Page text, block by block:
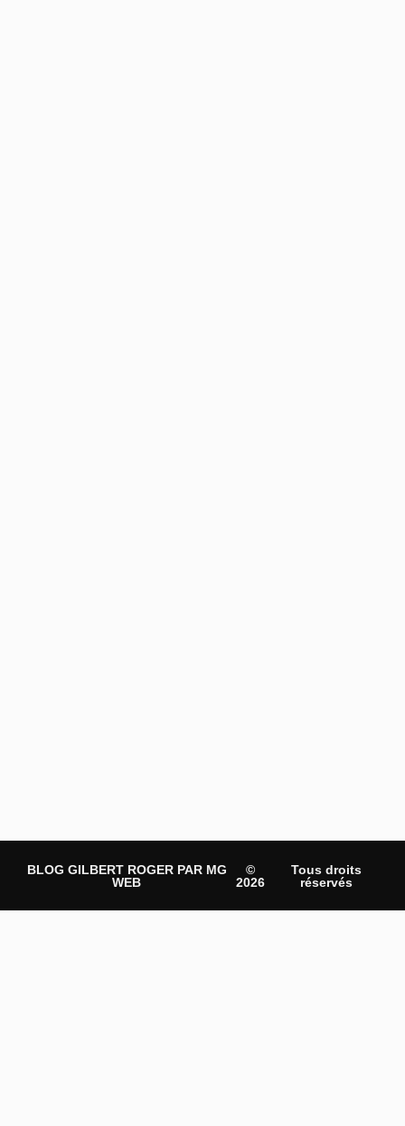
BLOG GILBERT ROGER PAR MG
WEB
©
2026
Tous droits
réservés